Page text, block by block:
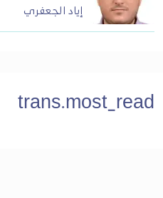
إياد الجعفري
trans.most_read